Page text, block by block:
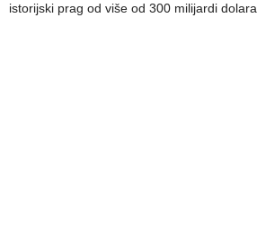
istorijski prag od više od 300 milijardi dolara.